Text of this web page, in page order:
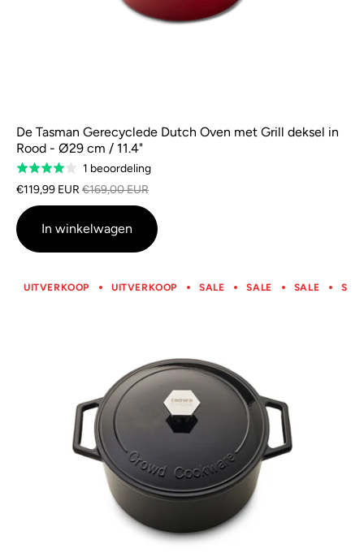
De Tasman Gerecyclede Dutch Oven met Grill deksel in
Rood - Ø29 cm / 11.4"
Rated
4.0
van
5
1 beoordelingGebaseerd
beoordeling
€119,99 EUR €169,00 EUR
In winkelwagen
UITVERKOOP UITVERKOOP SALE SALE SALE